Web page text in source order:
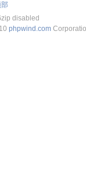
disabled
phpwind.com